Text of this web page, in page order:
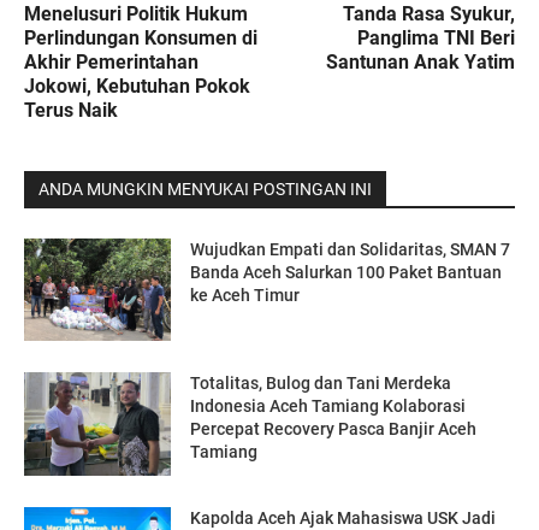
Menelusuri Politik Hukum
Perlindungan Konsumen di
Akhir Pemerintahan
Jokowi, Kebutuhan Pokok
Terus Naik
Tanda Rasa Syukur,
Panglima TNI Beri
Santunan Anak Yatim
ANDA MUNGKIN MENYUKAI POSTINGAN INI
Wujudkan Empati dan Solidaritas, SMAN 7
Banda Aceh Salurkan 100 Paket Bantuan
ke Aceh Timur
Totalitas, Bulog dan Tani Merdeka
Indonesia Aceh Tamiang Kolaborasi
Percepat Recovery Pasca Banjir Aceh
Tamiang
Kapolda Aceh Ajak Mahasiswa USK Jadi